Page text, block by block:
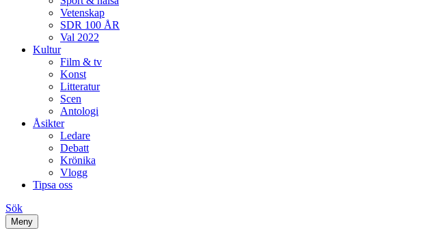
Vetenskap
SDR 100 ÅR
Val 2022
Kultur
Film & tv
Konst
Litteratur
Scen
Antologi
Åsikter
Ledare
Debatt
Krönika
Vlogg
Tipsa oss
Sök
Meny